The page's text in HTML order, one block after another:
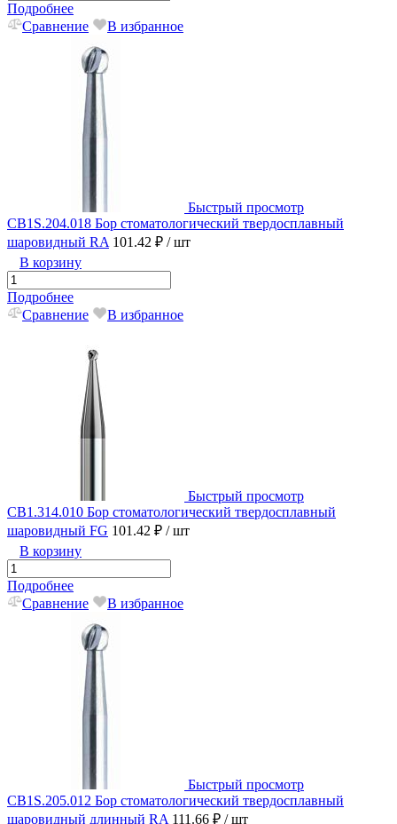
Подробнее
Сравнение
В избранное
Быстрый просмотр
CB1S.204.018 Бор стоматологический твердосплавный
шаровидный RA 101.42 ₽ / шт
В корзину
Подробнее
Сравнение
В избранное
Быстрый просмотр
CB1.314.010 Бор стоматологический твердосплавный
шаровидный FG 101.42 ₽ / шт
В корзину
Подробнее
Сравнение
В избранное
Быстрый просмотр
CB1S.205.012 Бор стоматологический твердосплавный
шаровидный длинный RA 111.66 ₽ / шт